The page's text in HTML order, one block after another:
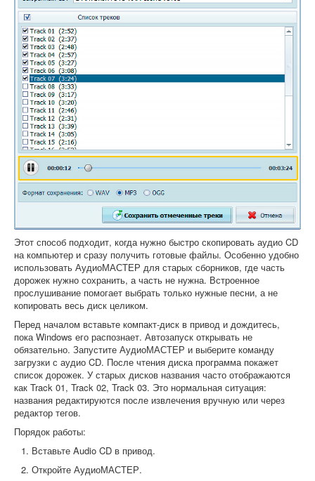
Этот способ подходит, когда нужно быстро скопировать аудио CD
на компьютер и сразу получить готовые файлы. Особенно удобно
использовать АудиоМАСТЕР для старых сборников, где часть
дорожек нужно сохранить, а часть не нужна. Встроенное
прослушивание помогает выбрать только нужные песни, а не
копировать весь диск целиком.
Перед началом вставьте компакт-диск в привод и дождитесь,
пока Windows его распознает. Автозапуск открывать не
обязательно. Запустите АудиоМАСТЕР и выберите команду
загрузки с аудио CD. После чтения диска программа покажет
список дорожек. У старых дисков названия часто отображаются
как Track 01, Track 02, Track 03. Это нормальная ситуация:
названия редактируются после извлечения вручную или через
редактор тегов.
Порядок работы:
Вставьте Audio CD в привод.
Откройте АудиоМАСТЕР.